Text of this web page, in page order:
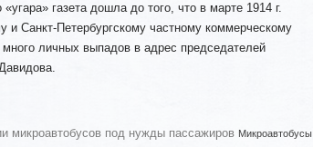
газета дошла до того, что в марте 1914 г.
и Санкт-Петербургскому частному коммерческому
личных выпадов в адрес председателей
микроавтобусов под нужды пассажиров Микроавтобусы